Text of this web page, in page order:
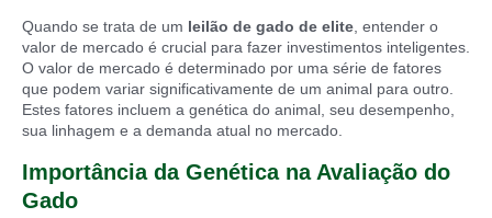
Quando se trata de um leilão de gado de elite, entender o
valor de mercado é crucial para fazer investimentos inteligentes.
O valor de mercado é determinado por uma série de fatores
que podem variar significativamente de um animal para outro.
Estes fatores incluem a genética do animal, seu desempenho,
sua linhagem e a demanda atual no mercado.
Importância da Genética na Avaliação do
Gado